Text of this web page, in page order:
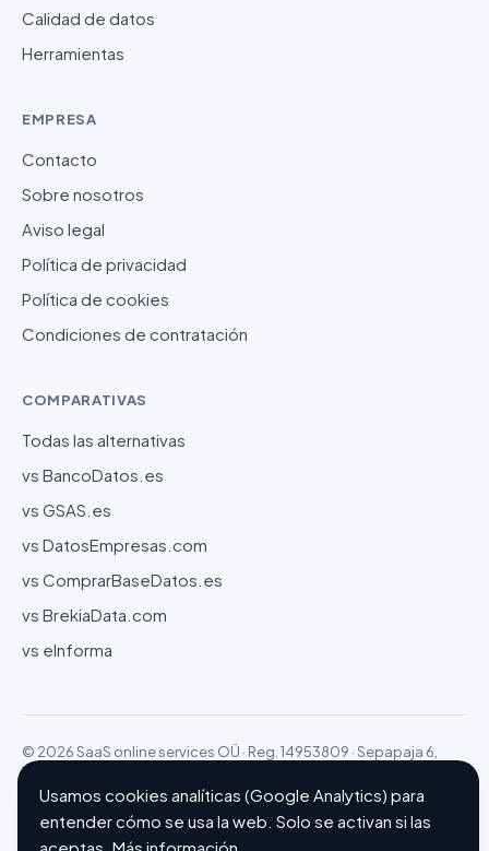
Calidad de datos
Herramientas
EMPRESA
Contacto
Sobre nosotros
Aviso legal
Política de privacidad
Política de cookies
Condiciones de contratación
COMPARATIVAS
Todas las alternativas
vs BancoDatos.es
vs GSAS.es
vs DatosEmpresas.com
vs ComprarBaseDatos.es
vs BrekiaData.com
vs eInforma
© 2026 SaaS online services OÜ · Reg. 14953809 · Sepapaja 6,
15551 Tallinn (Estonia)
Configurar cookiesHecho con ❤ en Barcelona
Usamos cookies analíticas (Google Analytics) para
entender cómo se usa la web. Solo se activan si las